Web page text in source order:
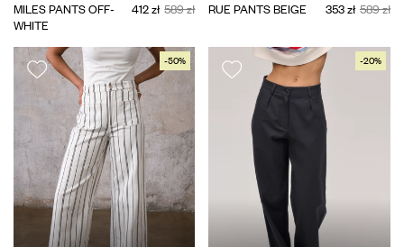
MILES PANTS OFF-
WHITE
412 zł 589 zł RUE PANTS BEIGE 353 zł 589 zł
-50% -20%